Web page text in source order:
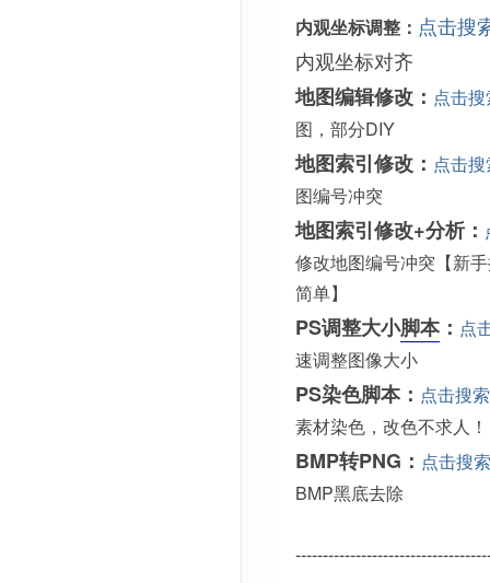
内观坐标调整： 点击搜
内观坐标对齐
地图编辑修改： 点击
图，部分DIY
地图索引修改： 点击
图编号冲突
地图索引修改+分析：
修改地图编号冲突【新
简单】
PS调整大小脚本： 点
速调整图像大小
PS染色脚本： 点击搜索
素材染色，改色不求人！
BMP转PNG： 点击搜索
BMP黑底去除